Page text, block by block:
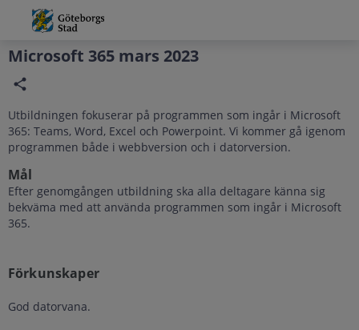
Grade
Portal
Microsoft 365 mars 2023
Utbildningen fokuserar på programmen som ingår i Microsoft
365: Teams, Word, Excel och Powerpoint. Vi kommer gå igenom
programmen både i webbversion och i datorversion.
Mål
Efter genomgången utbildning ska alla deltagare känna sig
bekväma med att använda programmen som ingår i Microsoft
365.
Förkunskaper
God datorvana.